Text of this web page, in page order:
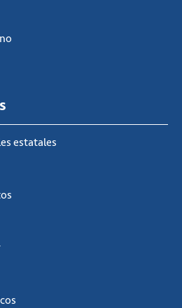
estatales